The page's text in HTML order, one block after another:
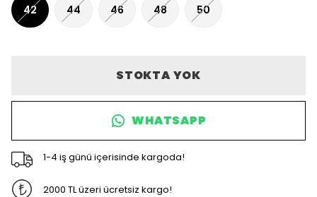
42 44 46 48 50
STOKTA YOK
WHATSAPP
1-4 iş günü içerisinde kargoda!
2000 TL üzeri ücretsiz kargo!